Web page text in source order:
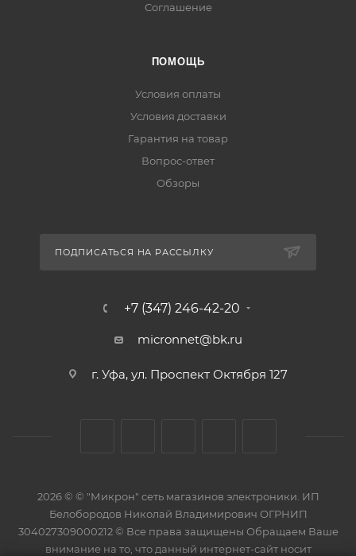
Соглашение
ПОМОЩЬ
Условия оплаты
Условия доставки
Гарантия на товар
Вопрос-ответ
Обзоры
ПОДПИСАТЬСЯ НА РАССЫЛКУ
+7 (347) 246-42-20
micronnet@bk.ru
г. Уфа, ул. Проспект Октября 127
2026 © © "Микрон" сеть магазинов электроники. ИП
Белобородов Николай Владимирович ОГРНИП
304027309000212 © Все права защищены Обращаем Ваше
внимание на то, что данный интернет-сайт носит